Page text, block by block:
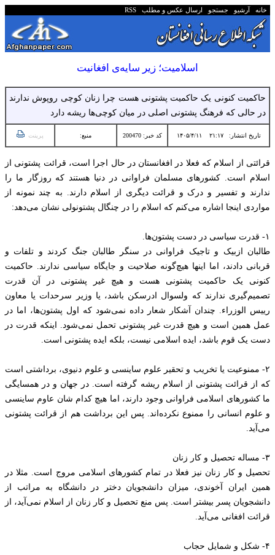
خانه آرشیو جستجو ارسال عکس و مطلب RSS
اسلامیت؛ زیر سایه‌ی افغانیت
حاکمیت کنونی یک حاکمیت پشتونی هست چرا زنان کوچی روپوش ندارند
در حالی که فرهنگ پشتونی اصلی در میان کوچی‌ها ریشه دارد
تاریخ انتشار:۲۱:۱۷ ۱۴۰۵/۴/۱۱ کد خبر: 200470 منبع: پرینت
قرائتی از اسلام که فعلا در افغانستان در حال اجرا است، قرائت پشتونی از
اسلام است. کشورهای مسلمان فراوانی در دنیا هستند که روزگار ما را
ندارند و تفسیر و درک و قرائت دیگری از اسلام دارند. به چند نمونه از
مواردی اینجا اشاره می‌کنم که اسلام را در چنگال پشتونولی نشان می‌دهد:
۱- قدرت سیاسی در دست پشتون‌ها.
طالبان ازبیک و تاجیک فراوانی در سنگر طالبان جنگ کردند و تلفات و
قربانی دادند، اما اینها هیچ‌گونه صلاحیت و جایگاه سیاسی ندارند. حاکمیت
کنونی یک حاکمیت پشتونی هست و هیچ غیر پشتونی در آن قدرت
تصمیم‌گیری ندارند که ولسوال ادرسکن باشد، یا وزیر سرحدات یا معاون
رییس الوزراء. چندان آشکار شعار داده نمی‌شود که اول پشتون‌ها، اما در
عمل همین است و هیچ قدرت غیر پشتونی تحمل نمی‌شود. اینکه قدرت در
دست یک قوم باشد، ایده اسلامی نیست، بلکه ایده پشتونی است.
۲- ممنوعیت یا تخریب و تحقیر علوم ساینسی و علوم دنیوی، برداشتی است
که از قرائت پشتونی از اسلام ریشه گرفته است. در جهان و در همسایگی
ما کشورهای اسلامی فراوانی وجود دارند، اما هیچ کدام شان عاوم ساینسی
و علوم انسانی را ممنوع نکرده‌اند. پس این برداشت هم از قرائت پشتونی
می‌آید.
۳- مساله تحصیل و کار زنان
تحصیل و کار زنان نیز فعلا در تمام کشورهای اسلامی مروج است. مثلا در
همین ایران آخوندی، میزان دانشجویان دختر در دانشگاه به مراتب از
دانشجویان پسر بیشتر است. پس منع تحصیل و کار زنان از اسلام نمی‌‌آید، از
قرائت افغانی می‌‌آید.
۴- شکل و شمایل حجاب